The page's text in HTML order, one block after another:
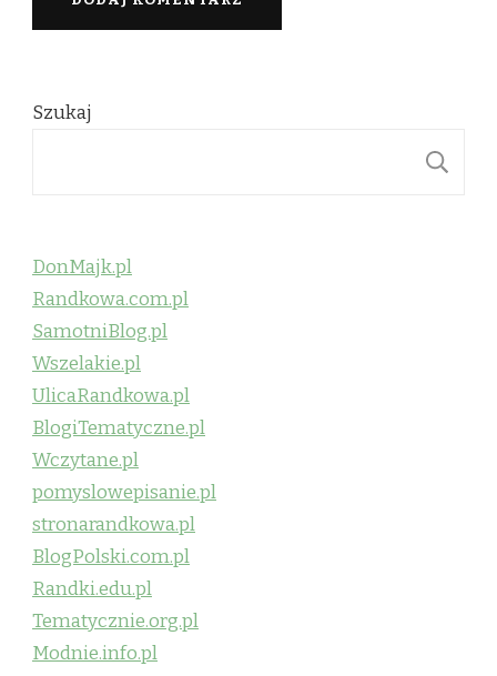
Szukaj
DonMajk.pl
Randkowa.com.pl
SamotniBlog.pl
Wszelakie.pl
UlicaRandkowa.pl
BlogiTematyczne.pl
Wczytane.pl
pomyslowepisanie.pl
stronarandkowa.pl
BlogPolski.com.pl
Randki.edu.pl
Tematycznie.org.pl
Modnie.info.pl